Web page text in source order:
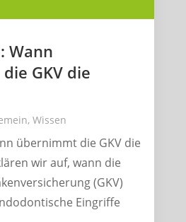
Wann
GKV die
, Wissen
übernimmt die GKV die
wir auf, wann die
(GKV)
Eingriffe